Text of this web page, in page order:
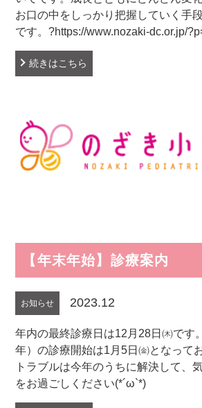
お口の中をしっかり把握していく手
です。?https://www.nozaki-dc.or.jp/
続きはこちら
【年末年始】診療案内
お知らせ 2023.12
年内の最終診療日は12月28日㈭です
年）の診療開始は1月5日㈮となって
トラブルは今年のうちに解決して、
をお過ごしください(*´ω`*)